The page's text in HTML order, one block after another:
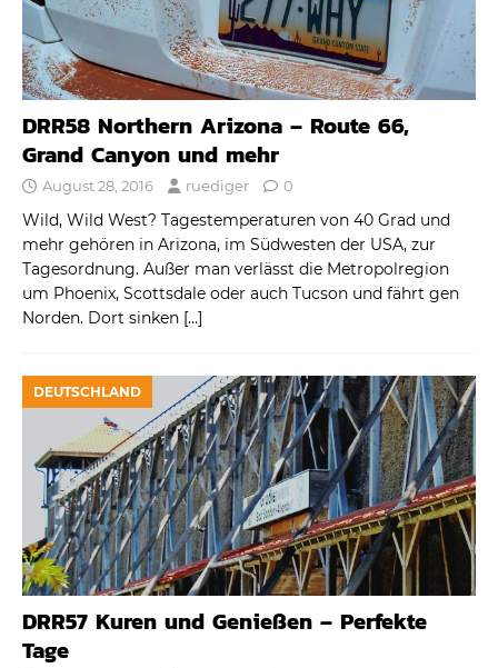
DRR58 Northern Arizona – Route 66,
Grand Canyon und mehr
August 28, 2016 ruediger 0
Wild, Wild West? Tagestemperaturen von 40 Grad und
mehr gehören in Arizona, im Südwesten der USA, zur
Tagesordnung. Außer man verlässt die Metropolregion
um Phoenix, Scottsdale oder auch Tucson und fährt gen
Norden. Dort sinken […]
DEUTSCHLAND
DRR57 Kuren und Genießen – Perfekte
Tage